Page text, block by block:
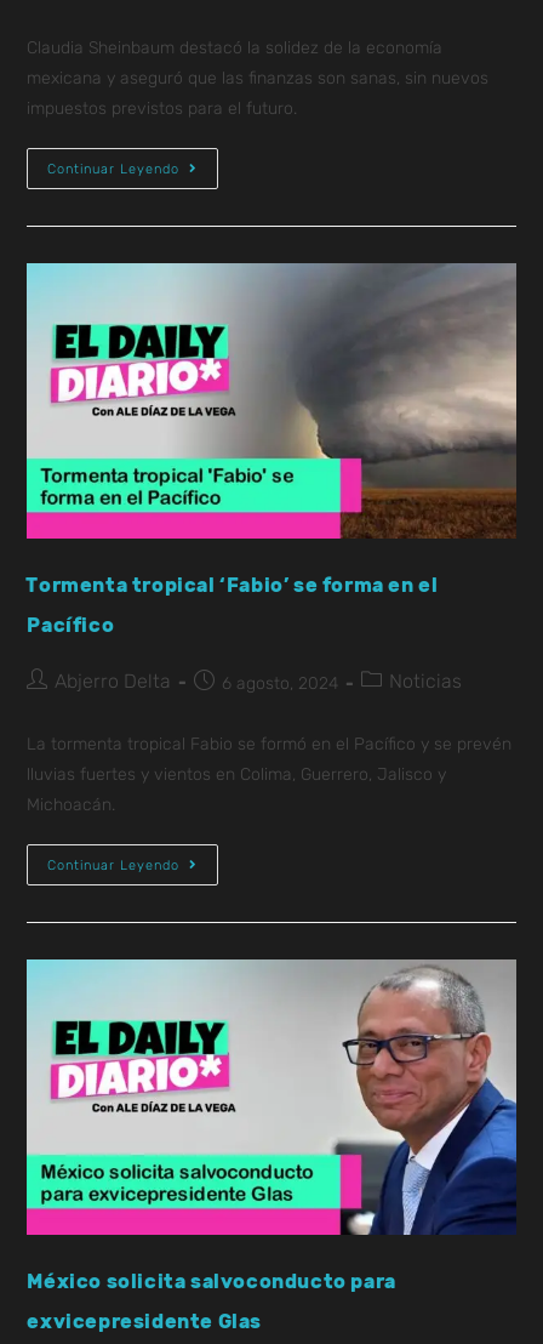
Claudia Sheinbaum destacó la solidez de la economía
mexicana y aseguró que las finanzas son sanas, sin nuevos
impuestos previstos para el futuro.
Continuar Leyendo
Tormenta tropical ‘Fabio’ se forma en el
Pacífico
Abjerro Delta 6 agosto, 2024 Noticias
La tormenta tropical Fabio se formó en el Pacífico y se prevén
lluvias fuertes y vientos en Colima, Guerrero, Jalisco y
Michoacán.
Continuar Leyendo
México solicita salvoconducto para
exvicepresidente Glas